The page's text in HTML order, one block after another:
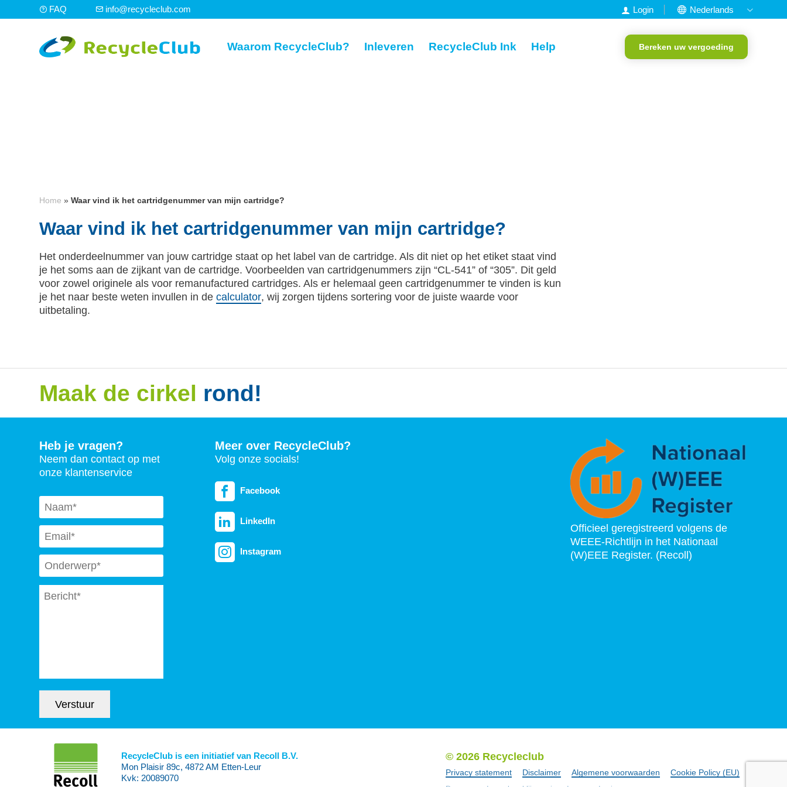
FAQ info@recycleclub.com Login
Nederlands
Francais
Waarom RecycleClub? Inleveren RecycleClub Ink Help Bereken uw vergoeding
Home »Waar vind ik het cartridgenummer van mijn cartridge?
Waar vind ik het cartridgenummer van mijn cartridge?
Het onderdeelnummer van jouw cartridge staat op het label van de cartridge. Als dit niet op het etiket staat vind
je het soms aan de zijkant van de cartridge. Voorbeelden van cartridgenummers zijn “CL-541” of “305”. Dit geld
voor zowel originele als voor remanufactured cartridges. Als er helemaal geen cartridgenummer te vinden is kun
je het naar beste weten invullen in decalculator, wij zorgen tijdens sortering voor de juiste waarde voor
uitbetaling.
Maak de cirkel rond!
Heb je vragen?
Neem dan contact op met
onze klantenservice
Naam *
Email *
Subject *
Message *
Verstuur
Meer over RecycleClub?
Volg onze socials!
Facebook
LinkedIn
Instagram
Officieel geregistreerd volgens de
WEEE-Richtlijn in het Nationaal
(W)EEE Register. (Recoll)
RecycleClub is een initiatief van Recoll B.V.
Mon Plaisir 89c, 4872 AM Etten-Leur
Kvk: 20089070
© 2026 Recycleclub
Privacy statement Disclaimer Algemene voorwaarden Cookie Policy (EU)